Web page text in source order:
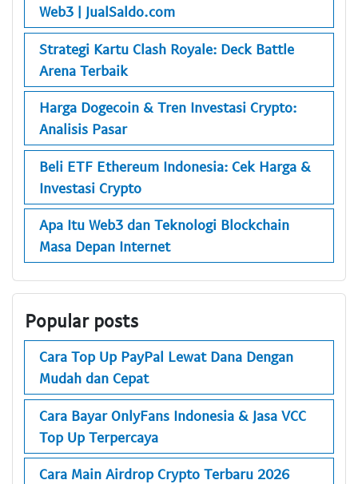
Web3 | JualSaldo.com
Strategi Kartu Clash Royale: Deck Battle
Arena Terbaik
Harga Dogecoin & Tren Investasi Crypto:
Analisis Pasar
Beli ETF Ethereum Indonesia: Cek Harga &
Investasi Crypto
Apa Itu Web3 dan Teknologi Blockchain
Masa Depan Internet
Popular posts
Cara Top Up PayPal Lewat Dana Dengan
Mudah dan Cepat
Cara Bayar OnlyFans Indonesia & Jasa VCC
Top Up Terpercaya
Cara Main Airdrop Crypto Terbaru 2026